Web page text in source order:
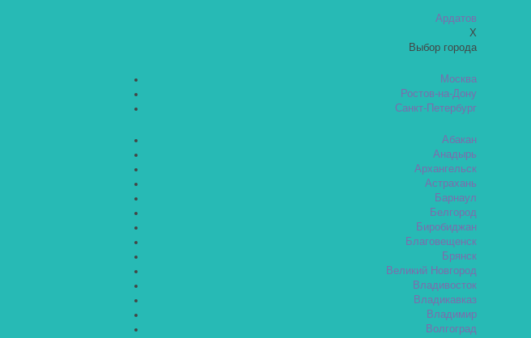
Ардатов
X
Выбор города
Москва
Ростов-на-Дону
Санкт-Петербург
Абакан
Анадырь
Архангельск
Астрахань
Барнаул
Белгород
Биробиджан
Благовещенск
Брянск
Великий Новгород
Владивосток
Владикавказ
Владимир
Волгоград